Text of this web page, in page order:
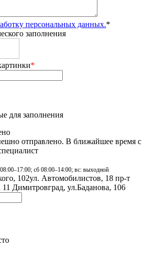
персональных данных.*
заполнения
*
для заполнения
отправлено. В ближайшее время с
08:00–17:00; сб 08:00–14:00; вс: выходной
102ул. Автомобилистов, 18 пр-т
Димитровград, ул.Баданова, 106